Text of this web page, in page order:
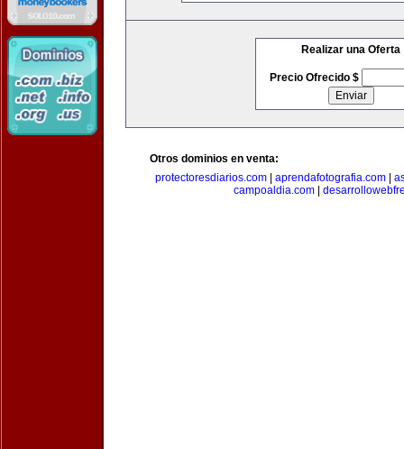
Realizar una Oferta
Precio Ofrecido $
Otros dominios en venta:
protectoresdiarios.com
aprendafotografia.com
campoaldia.com